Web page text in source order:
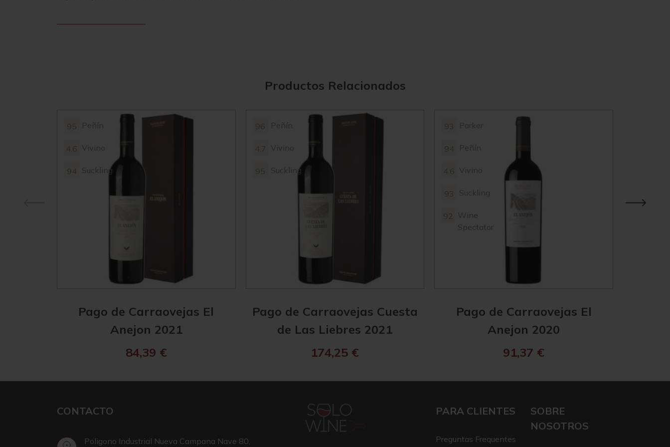
Productos Relacionados
Peñín
Vivino
Suckling
Pago de Carraovejas El
Anejon 2021
84,39 €
Peñín
Vivino
Suckling
Pago de Carraovejas Cuesta
de Las Liebres 2021
174,25 €
Parker
Peñín
Vivino
Suckling
Wine
Spectator
Pago de Carraovejas El
Anejon 2020
91,37 €
CONTACTO
Poligono Industrial Nueva Campana Nave 80,
PARA CLIENTES
Preguntas Frequentes
SOBRE
NOSOTROS